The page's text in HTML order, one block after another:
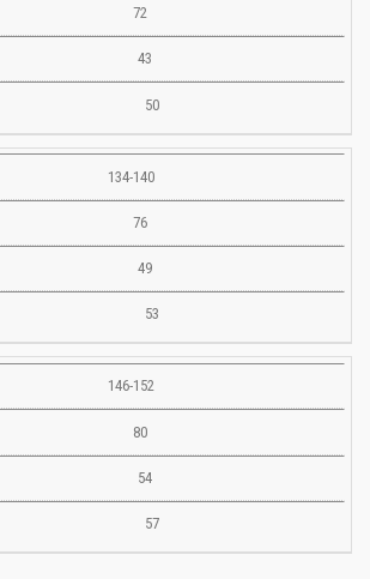
72
43
50
134-140
76
49
53
146-152
80
54
57